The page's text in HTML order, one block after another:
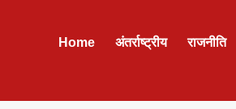
Home अंतर्राष्ट्रीय राजनीति